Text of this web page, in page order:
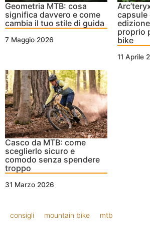
Geometria MTB: cosa
significa davvero e come
cambia il tuo stile di guida
7 Maggio 2026
capsule
proprio
bike
11 Aprile
Casco da MTB: come
sceglierlo sicuro e
comodo senza spendere
troppo
31 Marzo 2026
consigli mountain bike mtb